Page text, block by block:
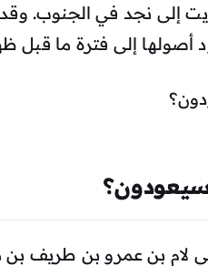
إلى نجد في الجنوب.
أصولها إلى فترة ما قبل
سيعودون؟
لام بن عمرو بن طريف